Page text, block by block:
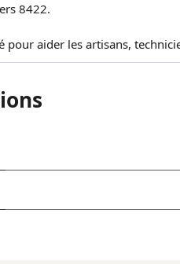
8422.
pour aider les artisans,